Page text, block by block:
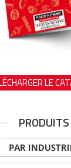
LE
PRODUITS